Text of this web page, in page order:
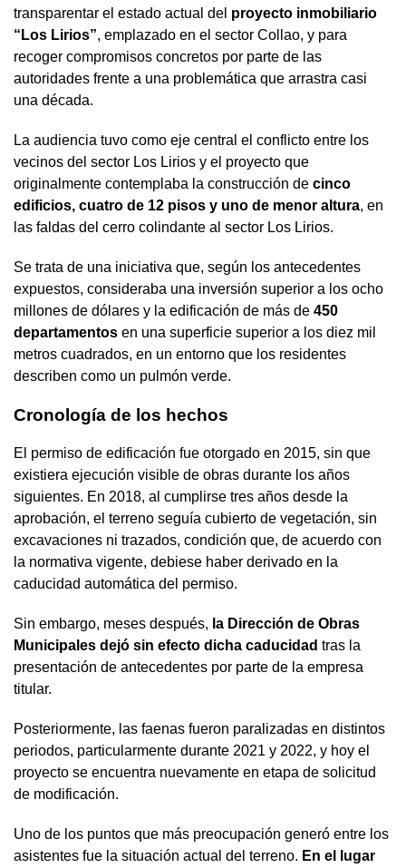
transparentar el estado actual del proyecto inmobiliario
“Los Lirios”, emplazado en el sector Collao, y para
recoger compromisos concretos por parte de las
autoridades frente a una problemática que arrastra casi
una década.
La audiencia tuvo como eje central el conflicto entre los
vecinos del sector Los Lirios y el proyecto que
originalmente contemplaba la construcción de cinco
edificios, cuatro de 12 pisos y uno de menor altura, en
las faldas del cerro colindante al sector Los Lirios.
Se trata de una iniciativa que, según los antecedentes
expuestos, consideraba una inversión superior a los ocho
millones de dólares y la edificación de más de 450
departamentos en una superficie superior a los diez mil
metros cuadrados, en un entorno que los residentes
describen como un pulmón verde.
Cronología de los hechos
El permiso de edificación fue otorgado en 2015, sin que
existiera ejecución visible de obras durante los años
siguientes. En 2018, al cumplirse tres años desde la
aprobación, el terreno seguía cubierto de vegetación, sin
excavaciones ni trazados, condición que, de acuerdo con
la normativa vigente, debiese haber derivado en la
caducidad automática del permiso.
Sin embargo, meses después, la Dirección de Obras
Municipales dejó sin efecto dicha caducidad tras la
presentación de antecedentes por parte de la empresa
titular.
Posteriormente, las faenas fueron paralizadas en distintos
periodos, particularmente durante 2021 y 2022, y hoy el
proyecto se encuentra nuevamente en etapa de solicitud
de modificación.
Uno de los puntos que más preocupación generó entre los
asistentes fue la situación actual del terreno. En el lugar